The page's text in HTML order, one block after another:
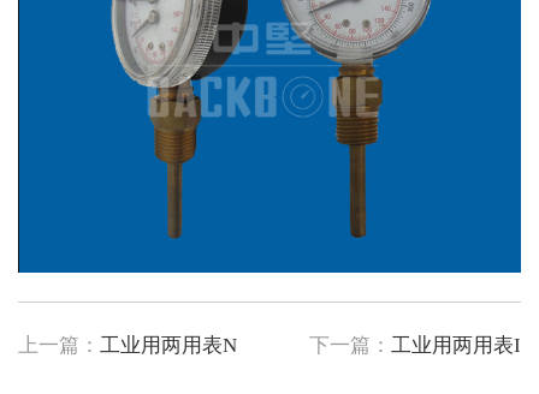
上一篇： 工业用两用表N 下一篇：工业用两用表I